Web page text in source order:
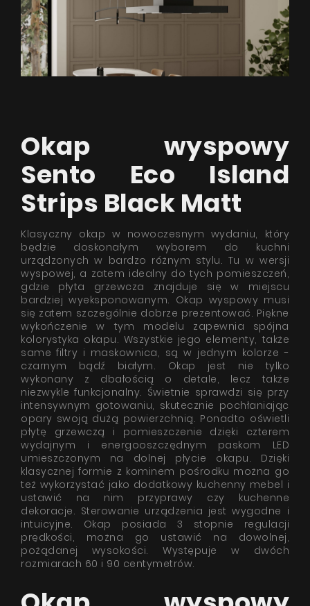
Okap wyspowy
Sento Eco Island
Strips Black Matt
Klasyczny okap w nowoczesnym wydaniu, który
będzie doskonałym wyborem do kuchni
urządzonych w bardzo różnym stylu. Tu w wersji
wyspowej, a zatem idealny do tych pomieszczeń,
gdzie płyta grzewcza znajduje się w miejscu
bardziej wyeksponowanym. Okap wyspowy musi
się zatem szczególnie dobrze prezentować. Piękne
wykończenie w tym modelu zapewnia spójna
kolorystyka okapu. Wszystkie jego elementy, także
same filtry i maskownica, są w jednym kolorze -
czarnym bądź białym. Okap jest nie tylko
wykonany z dbałością o detale, lecz także
niezwykle funkcjonalny. Świetnie sprawdzi się przy
intensywnym gotowaniu, skutecznie pochłaniając
opary swoją dużą powierzchnią. Ponadto oświetli
płytę grzewczą i pomieszczenie dzięki czterem
wydajnym i energooszczędnym paskom LED
umieszczonym na dolnej płycie okapu. Dzięki
klasycznej formie z kominem pośrodku można go
też wykorzystać jako dodatkowy kuchenny mebel i
ustawić na nim przyprawy czy kuchenne
dekoracje. Sterowanie urządzenia jest wygodne i
intuicyjne. Okap posiada 3 stopnie regulacji
prędkości, można go ustawić na dowolnej,
pożądanej wysokości. Występuje w dwóch
rozmiarach 60 i 90 centymetrów.